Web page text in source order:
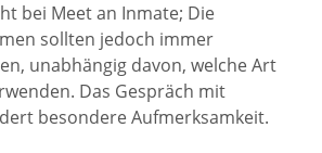
bei Meet an Inmate; Die
sollten jedoch immer
unabhängig davon, welche Art
Das Gespräch mit
besondere Aufmerksamkeit.